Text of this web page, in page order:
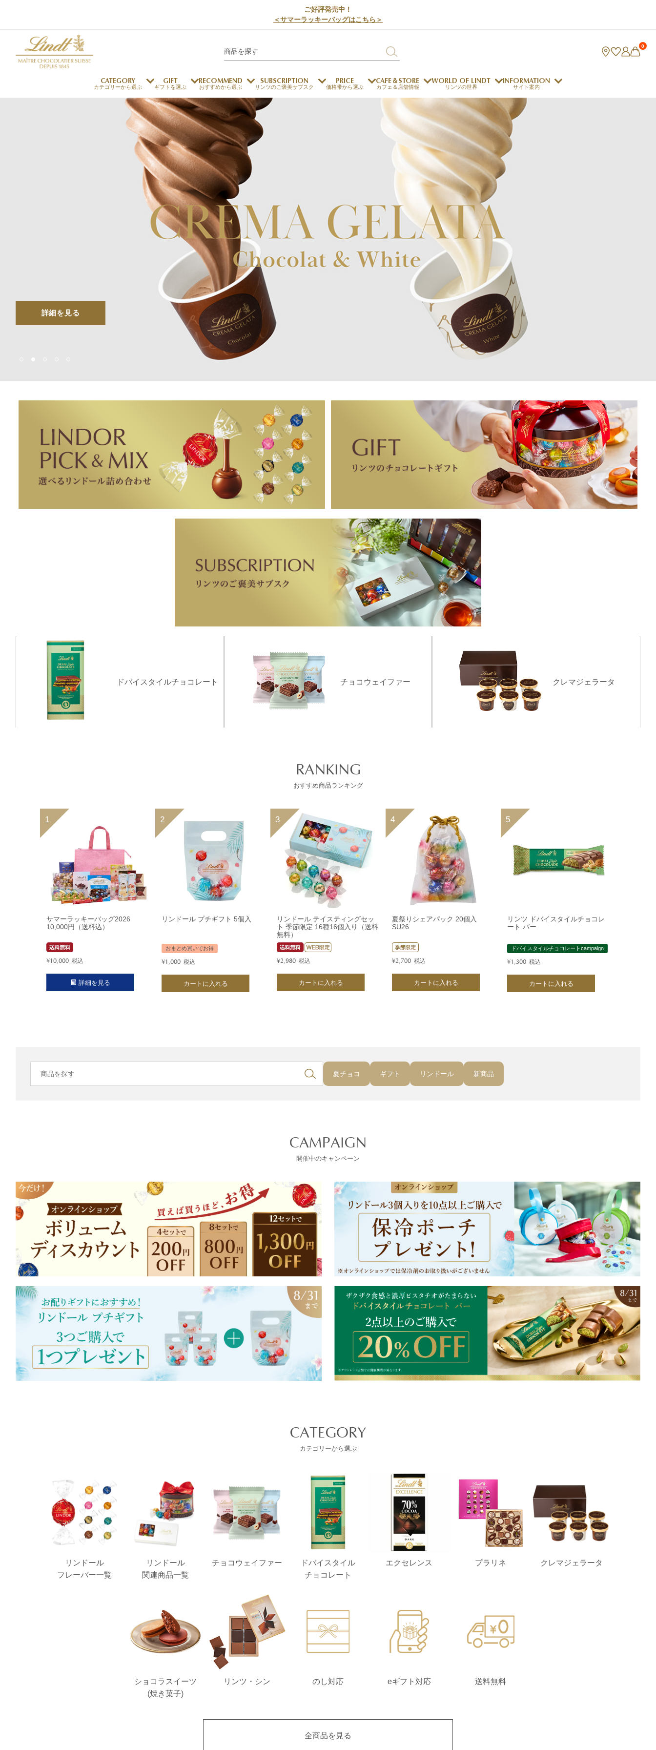
ご好評発売中！
＜サマーラッキーバッグはこちら＞
0
CATEGORY
カテゴリーから選ぶ
リンドール
関連商品一覧
チョコウェイファー
チョコレート
プラリネ クレマジェラータ
リンツ・シン 送料無料
GIFT
ギフトを選ぶ
のし対応商品
メッセージカード対応
商品
すべて
RECOMMEND
おすすめから選ぶ
サマーチョコレート お中元
すべて
SUBSCRIPTION
リンツのご褒美サブスク
PRICE
価格帯から選ぶ
CAFE＆STORE
カフェ＆店舗情報
店舗からのお知らせ カフェメニュー My Lindt Club
WORLD OF LINDT
リンツの世界
リンツの歴史
リンドールの秘密
リンツバニー
サステナビリティ
メートルショコラティエ
チョコレートとのマッチング
チョコレートとコーヒー
チョコレートとワイン
チョコレートと紅茶
リンツのチョコレートレシピ
ロジャーフェデラー
INFORMATION
サイト案内
オンラインショップご利用ガイド
詳細を見る
詳細を見る
ドバイスタイルチョコレート チョコ ウェイファー クレマジェラータ
RANKING
おすすめ商品ランキング
サマーラッキーバッグ2026
10,000円（送料込）
¥10,000 税込
詳細を見る
リンドール プチギフト 5個入
おまとめ買いでお得
¥1,000 税込
カートに入れる
リンドール テイスティングセッ
ト 季節限定 16種16個入り（送料
無料）
¥2,980 税込
カートに入れる
夏祭りシェアパック 20個入
SU26
¥2,700 税込
カートに入れる
リンツ ドバイスタイルチョコレ
ート バー
ドバイスタイルチョコレートcampaign
¥1,300 税込
カートに入れる
夏チョコ ギフト リンドール 新商品
CAMPAIGN
開催中のキャンペーン
CATEGORY
カテゴリーから選ぶ
リンドール
フレーバー一覧
リンドール
関連商品一覧
チョコ ウェイファー
ドバイスタイル
チョコレート
エクセレンス プラリネ クレマジェラータ
ショコラスイーツ
(焼き菓子)
リンツ・シン のし対応 eギフト対応 送料無料
全商品を見る